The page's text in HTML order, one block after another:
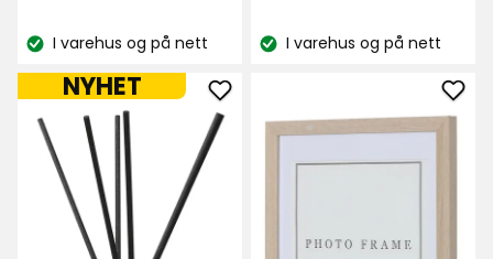
på
35
anmeldelser
kr
Lagerbalanse:
I varehus og på nett
på
kr
Lagerbalanse:
I varehus og på nett
NYHET
Legg
til